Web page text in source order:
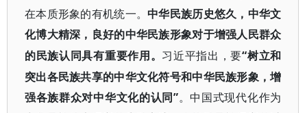
在本质形象的有机统一。中华民族历史悠久，中华文
化博大精深，良好的中华民族形象对于增强人民群众
的民族认同具有重要作用。 习近平指出，要“树立和
突出各民族共享的中华文化符号和中华民族形象，增
强各族群众对中华文化的认同”。中国式现代化作为